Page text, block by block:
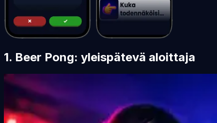
1. Beer Pong: yleispätevä aloittaja